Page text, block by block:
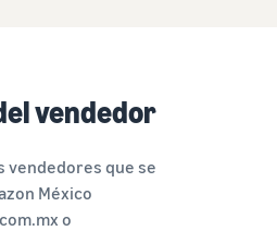
vendedor
vendedores que se
México
o